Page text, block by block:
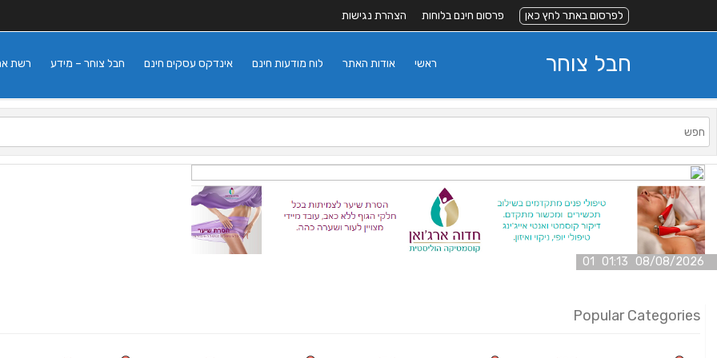
לפרסום באתר לחץ כאן פרסום חינם בלוחות הצהרת נגישות
חבל צוחר רשת חבל צוחר – מידע אינדקס עסקים חינם לוח מודעות חינם אודות האתר ראשי
08/08/2026 01:13 01
Popular Categories